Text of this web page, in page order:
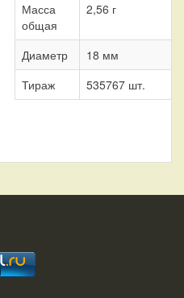
Масса
общая
2,56 г
Диаметр
18 мм
Тираж
535767 шт.